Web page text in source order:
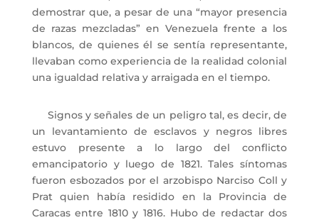
demostrar que, a pesar de una “mayor presencia
de razas mezcladas” en Venezuela frente a los
blancos, de quienes él se sentía representante,
llevaban como experiencia de la realidad colonial
una igualdad relativa y arraigada en el tiempo.
Signos y señales de un peligro tal, es decir, de
un levantamiento de esclavos y negros libres
estuvo presente a lo largo del conflicto
emancipatorio y luego de 1821. Tales síntomas
fueron esbozados por el arzobispo Narciso Coll y
Prat quien había residido en la Provincia de
Caracas entre 1810 y 1816. Hubo de redactar dos